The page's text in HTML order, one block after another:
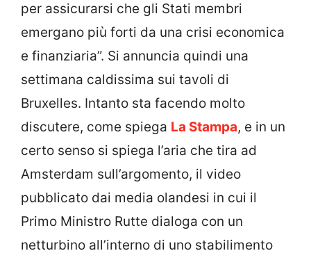
per assicurarsi che gli Stati membri
emergano più forti da una crisi economica
e finanziaria”. Si annuncia quindi una
settimana caldissima sui tavoli di
Bruxelles. Intanto sta facendo molto
discutere, come spiega La Stampa, e in un
certo senso si spiega l’aria che tira ad
Amsterdam sull’argomento, il video
pubblicato dai media olandesi in cui il
Primo Ministro Rutte dialoga con un
netturbino all’interno di uno stabilimento